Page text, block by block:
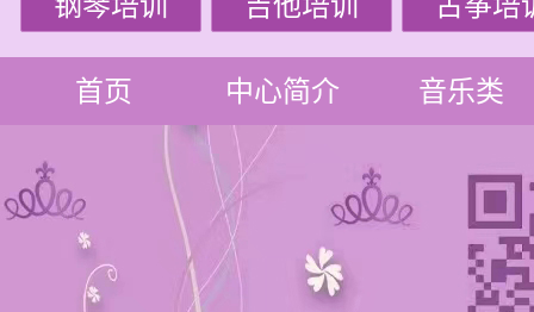
首页 中心简介 音乐类